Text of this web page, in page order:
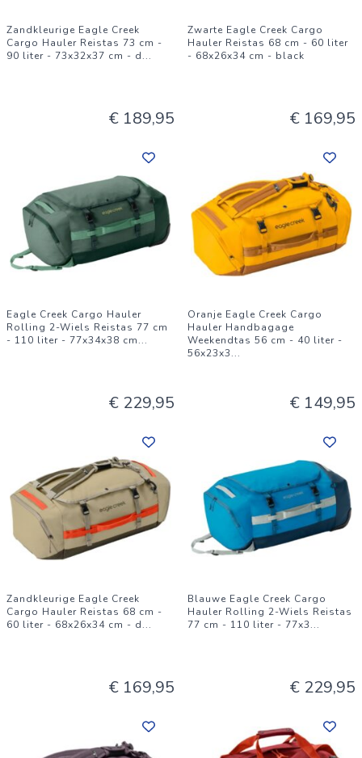
Zandkleurige Eagle Creek
Cargo Hauler Reistas 73 cm -
90 liter - 73x32x37 cm - d...
€ 189,95
Zwarte Eagle Creek Cargo
Hauler Reistas 68 cm - 60 liter
- 68x26x34 cm - black
€ 169,95
Eagle Creek Cargo Hauler
Rolling 2-Wiels Reistas 77 cm
- 110 liter - 77x34x38 cm...
€ 229,95
Oranje Eagle Creek Cargo
Hauler Handbagage
Weekendtas 56 cm - 40 liter -
56x23x3...
€ 149,95
Zandkleurige Eagle Creek
Cargo Hauler Reistas 68 cm -
60 liter - 68x26x34 cm - d...
€ 169,95
Blauwe Eagle Creek Cargo
Hauler Rolling 2-Wiels Reistas
77 cm - 110 liter - 77x3...
€ 229,95